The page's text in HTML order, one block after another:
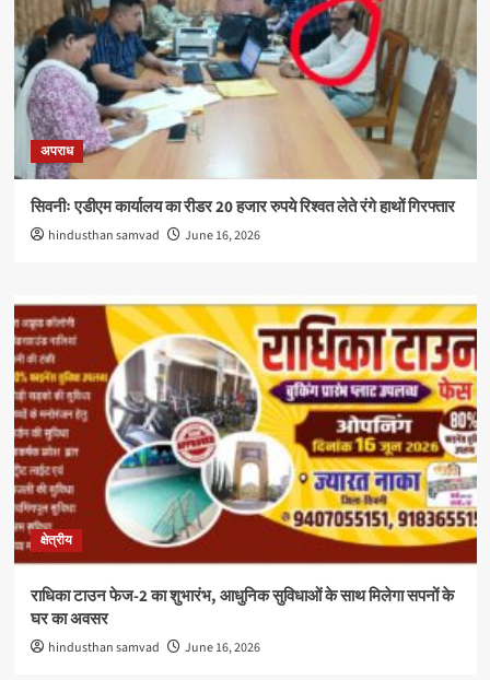
अपराध
सिवनीः एडीएम कार्यालय का रीडर 20 हजार रुपये रिश्वत लेते रंगे हाथों गिरफ्तार
hindusthan samvad June 16, 2026
क्षेत्रीय
राधिका टाउन फेज-2 का शुभारंभ, आधुनिक सुविधाओं के साथ मिलेगा सपनों के
घर का अवसर
hindusthan samvad June 16, 2026